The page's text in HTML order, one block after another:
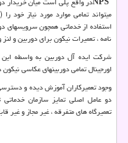
میتواند تمامی موارد مورد نیاز خود
استفاده از خدماتی همچون سرویسهای
نامه ، تعمیرات نیکون برای دوربین و
شرکت ایده آل دوربین به واسطه این
اورجینال تمامی دوربینهای عکاسی
دو عامل اصلی تمایز سازمان خدماتی
تعمیرگاه های متفرقه ، غیر مجاز و غیر